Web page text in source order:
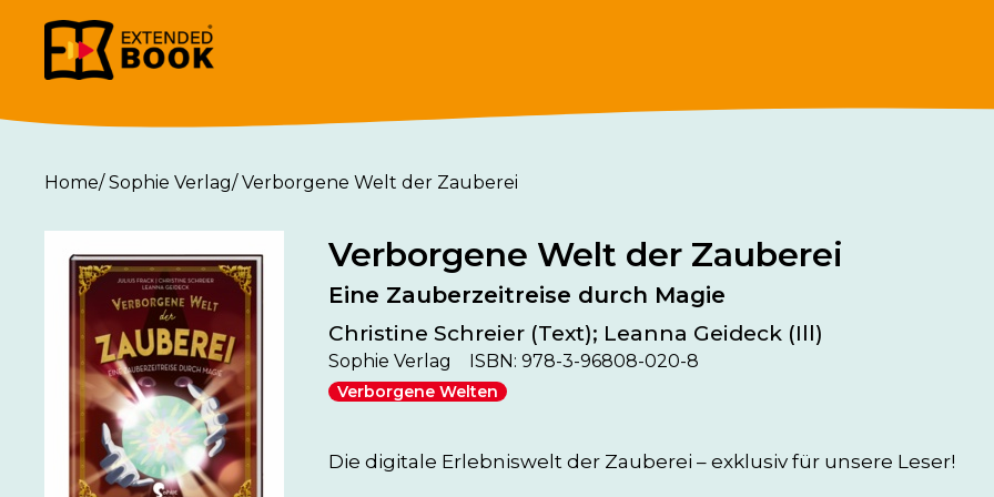
Home/ Sophie Verlag/ Verborgene Welt der Zauberei
Verborgene Welt der Zauberei
Eine Zauberzeitreise durch Magie
Christine Schreier (Text); Leanna Geideck (Ill)
Sophie Verlag ISBN: 978-3-96808-020-8
Verborgene Welten
Die digitale Erlebniswelt der Zauberei – exklusiv für unsere Leser!